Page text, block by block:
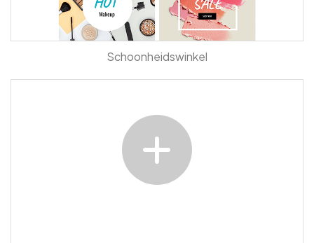
Schoonheidswinkel